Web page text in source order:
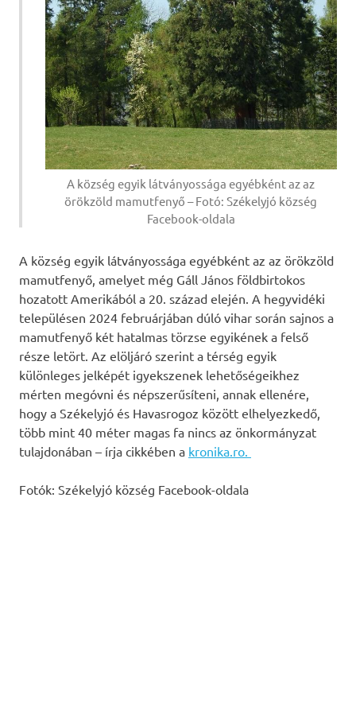
A község egyik látványossága egyébként az az
örökzöld mamutfenyő – Fotó: Székelyjó község
Facebook-oldala
A község egyik látványossága egyébként az az örökzöld
mamutfenyő, amelyet még Gáll János földbirtokos
hozatott Amerikából a 20. század elején. A hegyvidéki
településen 2024 februárjában dúló vihar során sajnos a
mamutfenyő két hatalmas törzse egyikének a felső
része letört. Az elöljáró szerint a térség egyik
különleges jelképét igyekszenek lehetőségeikhez
mérten megóvni és népszerűsíteni, annak ellenére,
hogy a Székelyjó és Havasrogoz között elhelyezkedő,
több mint 40 méter magas fa nincs az önkormányzat
tulajdonában – írja cikkében a kronika.ro.
Fotók: Székelyjó község Facebook-oldala